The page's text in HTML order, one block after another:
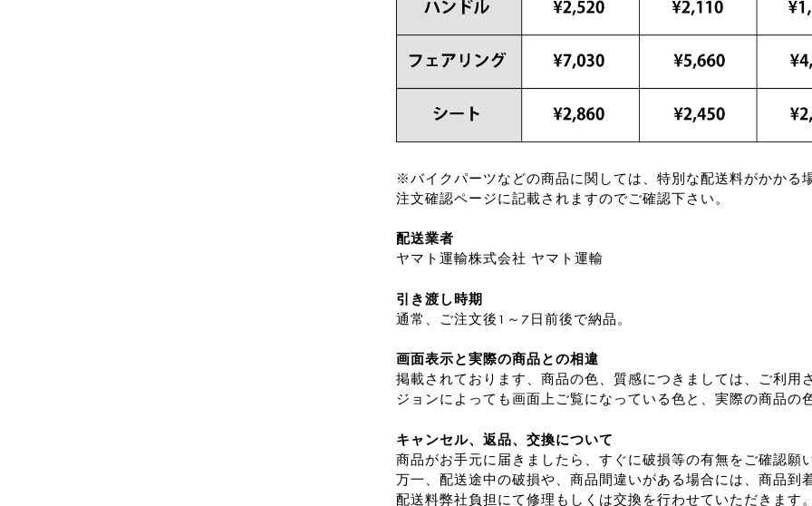
※バイクパーツなどの商品に関しては、特別な配送料がかかる
注文確認ページに記載されますのでご確認下さい。
配送業者
ヤマト運輸株式会社 ヤマト運輸
引き渡し時期
通常、ご注文後1～7日前後で納品。
画面表示と実際の商品との相違
掲載されております、商品の色、質感につきましては、ご利用
ジョンによっても画面上ご覧になっている色と、実際の商品の
キャンセル、返品、交換について
商品がお手元に届きましたら、すぐに破損等の有無をご確認願
万一、配送途中の破損や、商品間違いがある場合には、商品
配送料弊社負担にて修理もしくは交換を行わせていただきます